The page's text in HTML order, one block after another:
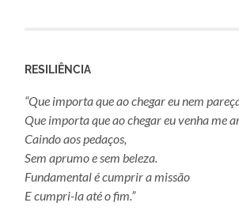
RESILIÊNCIA
“Que importa que ao chegar eu nem
Que importa que ao chegar eu venha me
Caindo aos pedaços,
Sem aprumo e sem beleza.
Fundamental é cumprir a missão
E cumpri-la até o fim.”